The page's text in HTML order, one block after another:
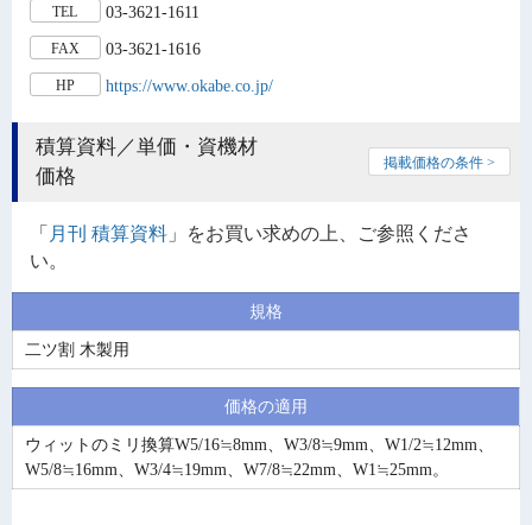
TEL 03-3621-1611
FAX 03-3621-1616
HP https://www.okabe.co.jp/
積算資料／単価・資機材
価格
掲載価格の条件 >
「 月刊 積算資料 」をお買い求めの上、ご参照くださ
い。
規格
二ツ割 木製用
価格の適用
ウィットのミリ換算W5/16≒8mm、W3/8≒9mm、W1/2≒12mm、
W5/8≒16mm、W3/4≒19mm、W7/8≒22mm、W1≒25mm。